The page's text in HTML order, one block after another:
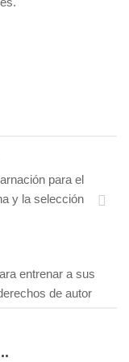
para el
y la selección
entrenar a sus
de autor